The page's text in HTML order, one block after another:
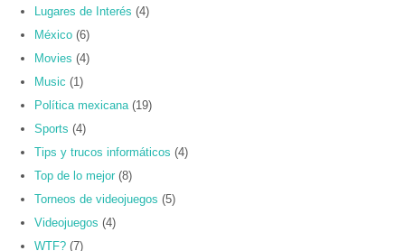
Lugares de Interés (4)
México (6)
Movies (4)
Music (1)
Política mexicana (19)
Sports (4)
Tips y trucos informáticos (4)
Top de lo mejor (8)
Torneos de videojuegos (5)
Videojuegos (4)
WTF? (7)